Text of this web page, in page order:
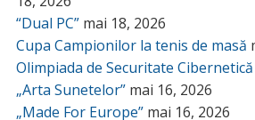
“Dual PC” mai 18, 2026
Cupa Campionilor la tenis de masă
Olimpiada de Securitate Cibernetică
„Arta Sunetelor” mai 16, 2026
„Made For Europe” mai 16, 2026